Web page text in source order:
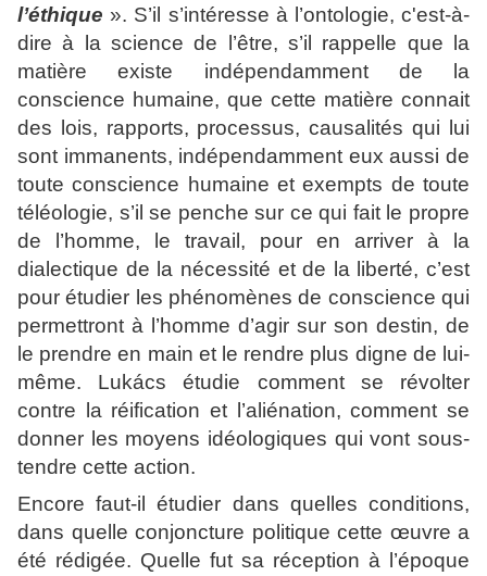
l’éthique ». S’il s’intéresse à l’ontologie, c'est-à-
dire à la science de l’être, s’il rappelle que la
matière existe indépendamment de la
conscience humaine, que cette matière connait
des lois, rapports, processus, causalités qui lui
sont immanents, indépendamment eux aussi de
toute conscience humaine et exempts de toute
téléologie, s’il se penche sur ce qui fait le propre
de l’homme, le travail, pour en arriver à la
dialectique de la nécessité et de la liberté, c’est
pour étudier les phénomènes de conscience qui
permettront à l’homme d’agir sur son destin, de
le prendre en main et le rendre plus digne de lui-
même. Lukács étudie comment se révolter
contre la réification et l’aliénation, comment se
donner les moyens idéologiques qui vont sous-
tendre cette action.
Encore faut-il étudier dans quelles conditions,
dans quelle conjoncture politique cette œuvre a
été rédigée. Quelle fut sa réception à l’époque